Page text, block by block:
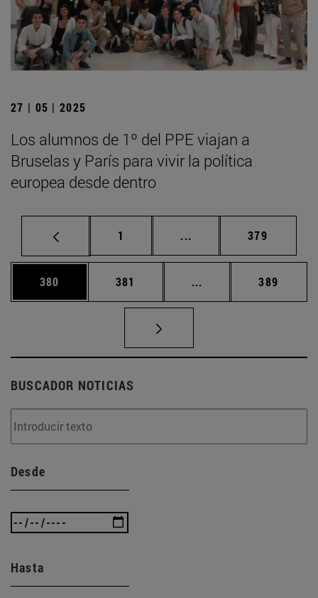
27 | 05 | 2025
Los alumnos de 1º del PPE viajan a
Bruselas y París para vivir la política
europea desde dentro
Página
1 ... Páginas intermedias
Página
379
Página
380 Página
381 ... Páginas intermedias
Página
389
BUSCADOR NOTICIAS
Desde
Hasta